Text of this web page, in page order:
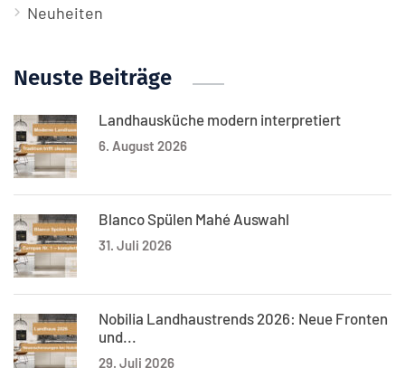
Neuheiten
Neuste Beiträge
Landhausküche modern interpretiert
6. August 2026
Blanco Spülen Mahé Auswahl
31. Juli 2026
Nobilia Landhaustrends 2026: Neue Fronten
und...
29. Juli 2026